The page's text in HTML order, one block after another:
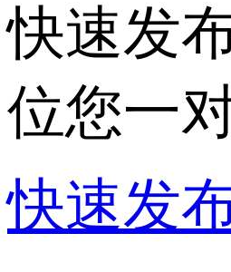
快速发
位您一
快速发